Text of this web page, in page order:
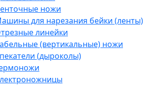
ножи
для нарезания бейки (ленты)
линейки
(вертикальные) ножи
(дыроколы)